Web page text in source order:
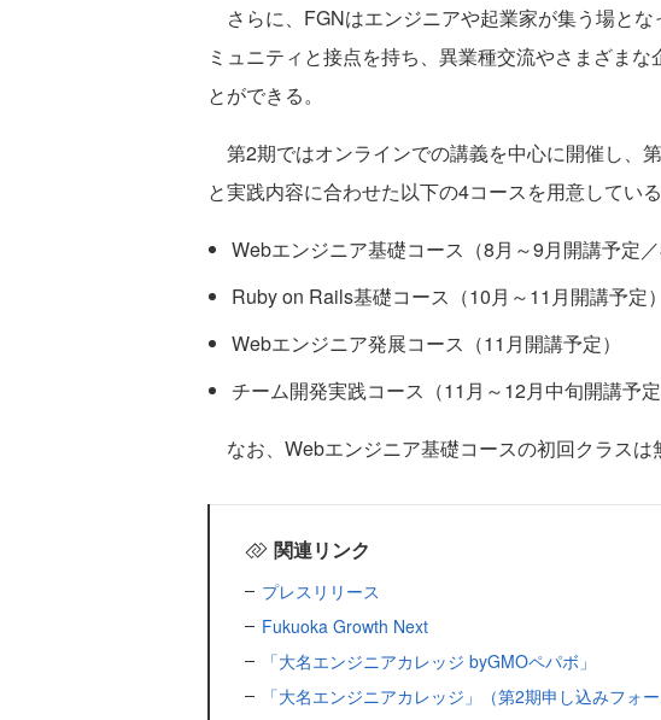
さらに、FGNはエンジニアや起業家が集う場と
ミュニティと接点を持ち、異業種交流やさまざま
とができる。
第2期ではオンラインでの講義を中心に開催し、
と実践内容に合わせた以下の4コースを用意している
Webエンジニア基礎コース（8月～9月開講予定／
Ruby on Rails基礎コース（10月～11月開講予定）
Webエンジニア発展コース（11月開講予定）
チーム開発実践コース（11月～12月中旬開講予定
なお、Webエンジニア基礎コースの初回クラスは
関連リンク
プレスリリース
Fukuoka Growth Next
「大名エンジニアカレッジ byGMOペパボ」
「大名エンジニアカレッジ」（第2期申し込みフォー